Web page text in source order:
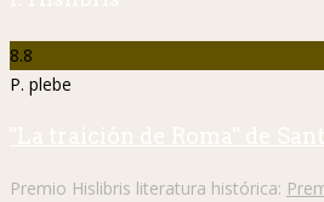
8.8
P. plebe
"La traición de Roma" de
Premio Hislibris literatura histórica: